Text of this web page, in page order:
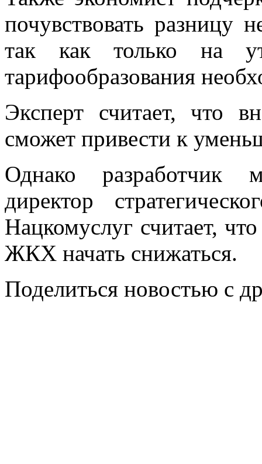
почувствовать разницу
так как только на
тарифообразования
Эксперт считает, что
сможет привести к
Однако разработчик
директор
Нацкомуслуг считает,
ЖКХ начать снижаться.
Поделиться новостью с